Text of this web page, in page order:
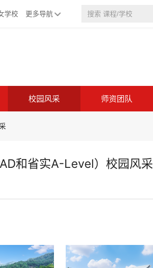
学校 更多导航
校园风采 师资团队
和省实A-Level）校园风采